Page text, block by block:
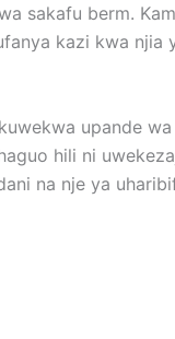
sakafu berm.
kazi kwa
upande
hili ni
na nje ya